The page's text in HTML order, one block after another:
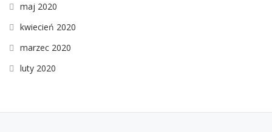
maj 2020
kwiecień 2020
marzec 2020
luty 2020